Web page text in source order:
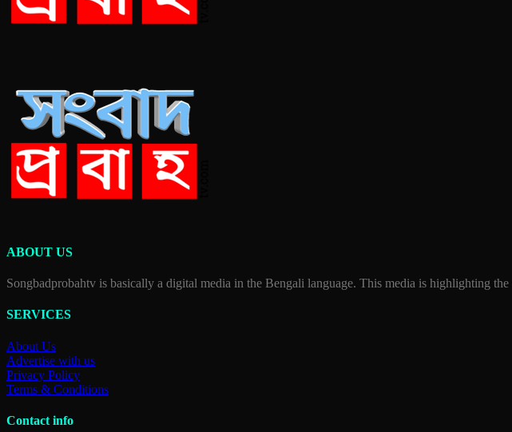
ABOUT US
Songbadprobahtv is basically a digital media in the Bengali language. This media is highlighting
SERVICES
About Us
Advertise with us
Privacy Policy
Terms & Conditions
Contact info